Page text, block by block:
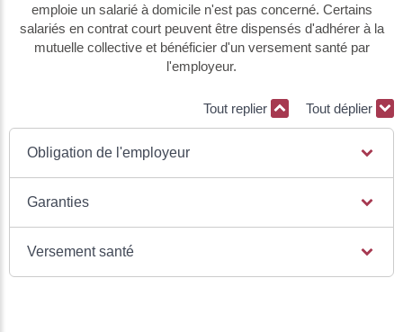
emploie un salarié à domicile n'est pas concerné. Certains
salariés en contrat court peuvent être dispensés d'adhérer à la
mutuelle collective et bénéficier d'un versement santé par
l'employeur.
Tout replier Tout déplier
Obligation de l'employeur
Garanties
Versement santé